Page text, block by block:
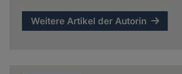
Weitere Artikel der Autorin